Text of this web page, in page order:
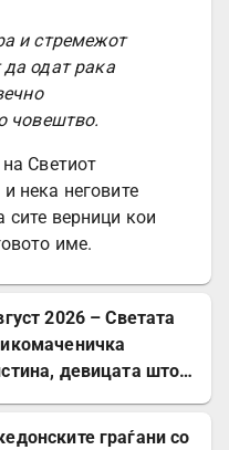
и стремежот
одат рака
човештво.
Светиот
нека неговите
верници кои
име.
2026 – Светата
девицата што
граѓани со